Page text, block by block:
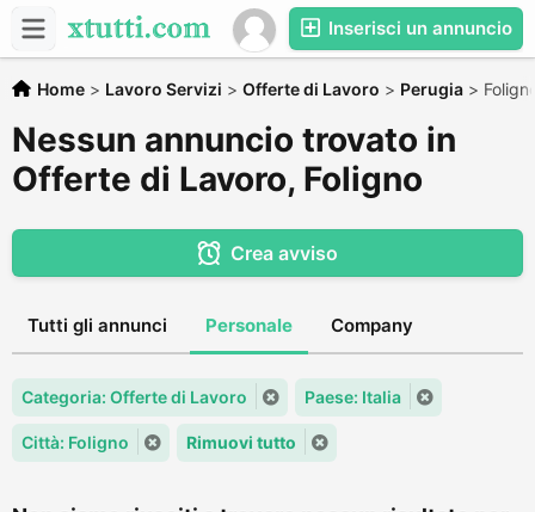
Inserisci un annuncio
Home > Lavoro Servizi > Offerte di Lavoro > Perugia >
Nessun annuncio trovato in
Offerte di Lavoro, Foligno
Crea avviso
Tutti gli annunci Personale Company
Categoria: Offerte di Lavoro Paese: Italia
Città: Foligno Rimuovi tutto